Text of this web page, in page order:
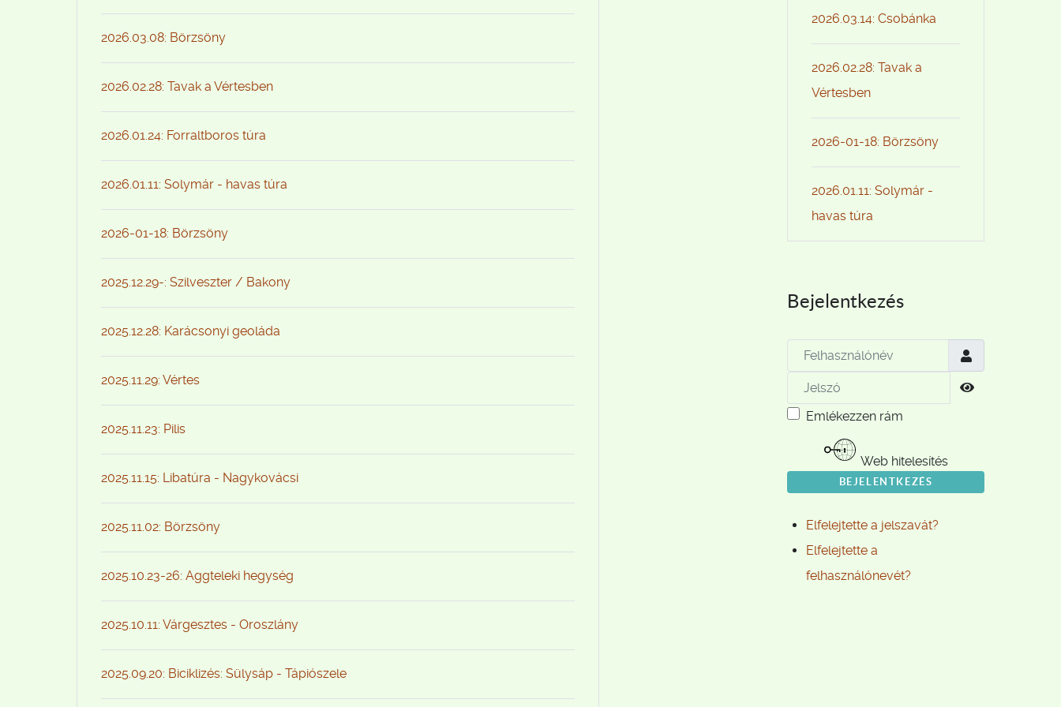
2026.03.08: Börzsöny
2026.02.28: Tavak a Vértesben
2026.01.24: Forraltboros túra
2026.01.11: Solymár - havas túra
2026-01-18: Börzsöny
2025.12.29-: Szilveszter / Bakony
2025.12.28: Karácsonyi geoláda
2025.11.29: Vértes
2025.11.23: Pilis
2025.11.15: Libatúra - Nagykovácsi
2025.11.02: Börzsöny
2025.10.23-26: Aggteleki hegység
2025.10.11: Várgesztes - Oroszlány
2025.09.20: Biciklizés: Sülysáp - Tápiószele
2026.03.14: Csobánka
2026.02.28: Tavak a
Vértesben
2026-01-18: Börzsöny
2026.01.11: Solymár -
havas túra
Bejelentkezés
Felhasználónév
Jelszó
Emlékezzen rám
Web hitelesítés
BEJELENTKEZÉS
Elfelejtette a jelszavát?
Elfelejtette a
felhasználónevét?